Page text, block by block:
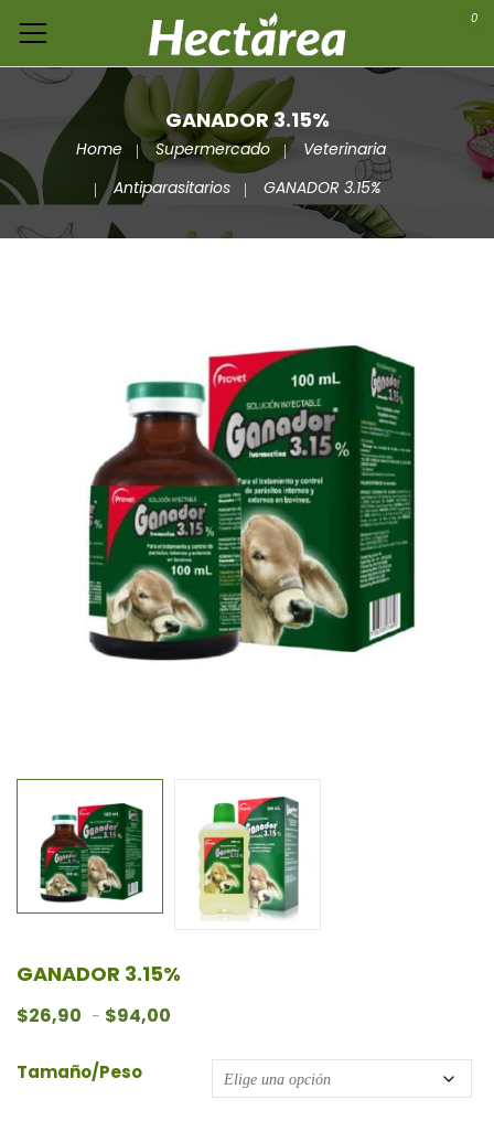
0
GANADOR 3.15%
Home Supermercado
Veterinaria
Antiparasitarios
GANADOR 3.15%
GANADOR 3.15%
$26,90 - $94,00
Tamaño/Peso